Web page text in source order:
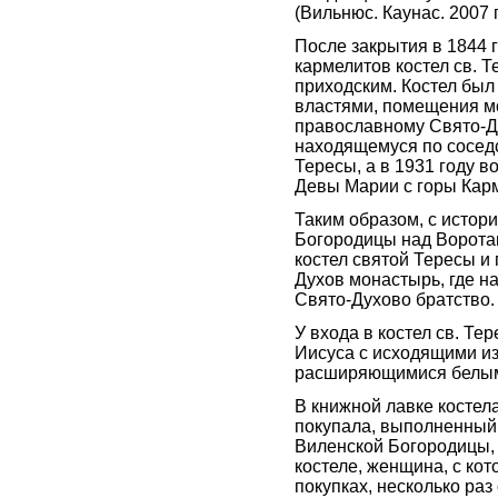
(Вильнюс. Каунас. 2007
После закрытия в 1844
кармелитов костел св.
приходским. Костел
властями, помещения
православному Свято-
находящемуся по
Тересы, а в 1931 году
Девы Марии с горы
Таким образом, с
Богородицы над
костел святой Тересы
Духов монастырь, где
Свято-Духово братство.
У входа в костел св.
Иисуса с исходящими
расширяющимися
В книжной лавке
покупала,
Виленской
костеле, женщина, с
покупках, несколько